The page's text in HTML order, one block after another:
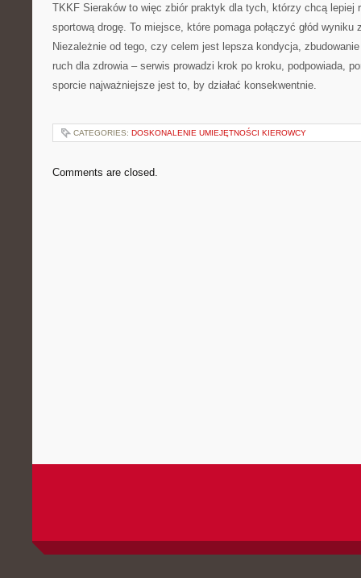
TKKF Sieraków to więc zbiór praktyk dla tych, którzy chcą lepiej
sportową drogę. To miejsce, które pomaga połączyć głód wyniku
Niezależnie od tego, czy celem jest lepsza kondycja,
ruch dla zdrowia – serwis prowadzi krok po kroku, podpowiada,
sporcie najważniejsze jest to, by działać konsekwentnie.
CATEGORIES: DOSKONALENIE UMIEJĘTNOŚCI KIEROWCY
Comments are closed.